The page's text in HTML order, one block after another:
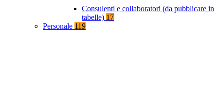
Consulenti e collaboratori (da pubblicare in
tabelle) 17
Personale 119